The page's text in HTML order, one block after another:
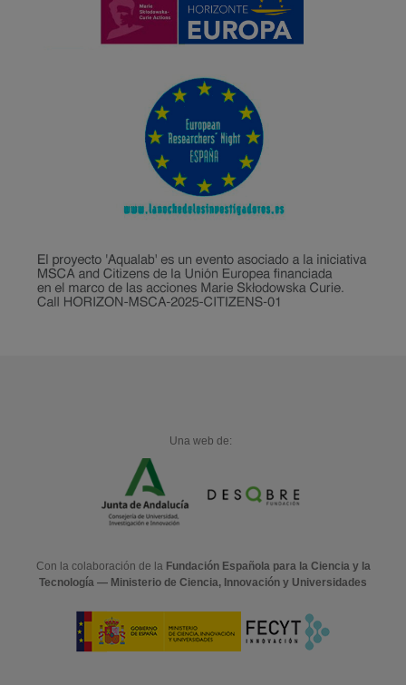
Una web de:
Con la colaboración de la Fundación Española para la Ciencia y la
Tecnología — Ministerio de Ciencia, Innovación y Universidades